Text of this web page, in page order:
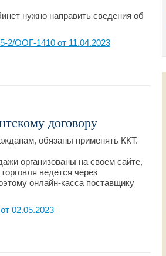
Суд
нужно направить сведения об
2/ООГ-1410 от 11.04.2023
договору
обязаны применять ККТ.
организованы на своем сайте,
ведется через
онлайн-касса поставщику
02.05.2023